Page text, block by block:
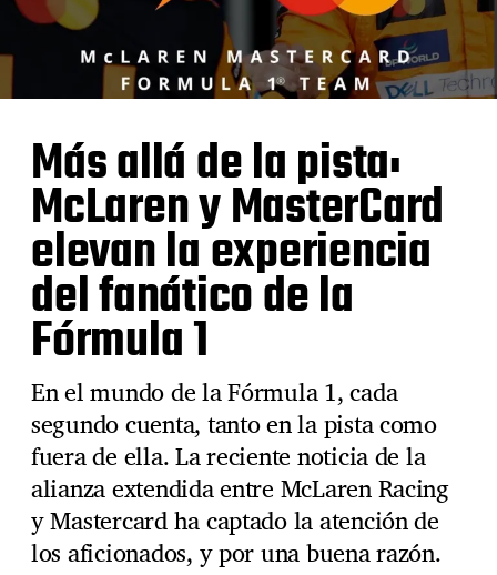
Más allá de la pista:
McLaren y MasterCard
elevan la experiencia
del fanático de la
Fórmula 1
En el mundo de la Fórmula 1, cada
segundo cuenta, tanto en la pista como
fuera de ella. La reciente noticia de la
alianza extendida entre McLaren Racing
y Mastercard ha captado la atención de
los aficionados, y por una buena razón.